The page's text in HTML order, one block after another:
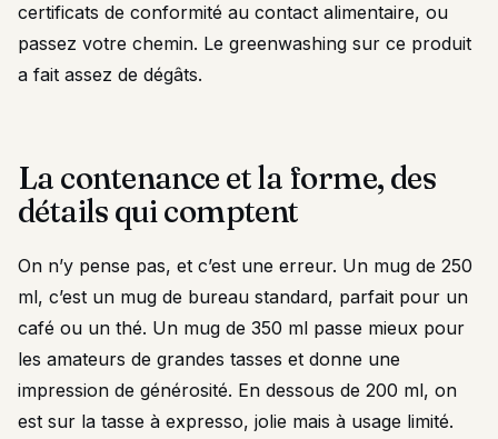
certificats de conformité au contact alimentaire, ou
passez votre chemin. Le greenwashing sur ce produit
a fait assez de dégâts.
La contenance et la forme, des
détails qui comptent
On n’y pense pas, et c’est une erreur. Un mug de 250
ml, c’est un mug de bureau standard, parfait pour un
café ou un thé. Un mug de 350 ml passe mieux pour
les amateurs de grandes tasses et donne une
impression de générosité. En dessous de 200 ml, on
est sur la tasse à expresso, jolie mais à usage limité.